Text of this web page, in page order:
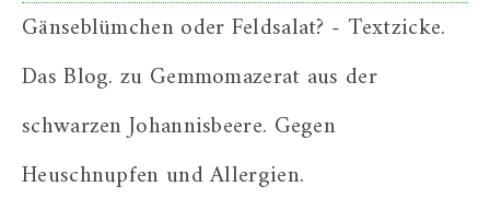
Gänseblümchen oder Feldsalat? - Textzicke.
Das Blog. zu Gemmomazerat aus der
schwarzen Johannisbeere. Gegen
Heuschnupfen und Allergien.